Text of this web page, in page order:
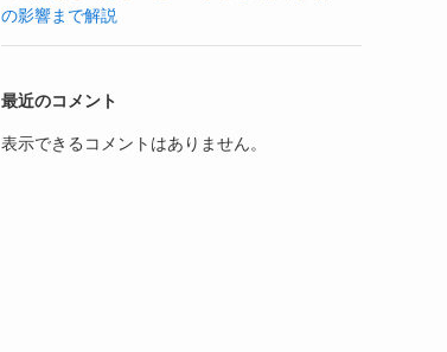
の影響まで解説
最近のコメント
表示できるコメントはありません。